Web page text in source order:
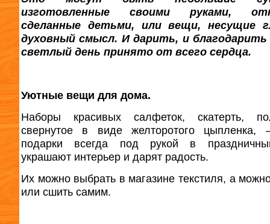
изготовленные своими руками,
сделанные детьми, или вещи, несущие
духовный смысл. И дарить, и
светлый день принято от всего сердца.
Уютные вещи для дома.
Наборы красивых салфеток, скатерть,
свернутое в виде желторотого цыпленка,
подарки всегда под рукой в
украшают интерьер и дарят радость.
Их можно выбрать в магазине текстиля, а
или сшить самим.